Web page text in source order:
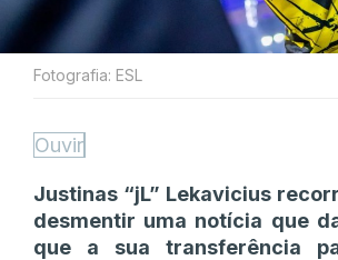
Fotografia: ESL
Ouvir
Justinas “jL” Lekavicius
desmentir uma notícia que
que a sua transferência